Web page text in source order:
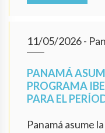
11/05/2026-
PANAMÁ
PROGRAMA
PARA EL
Panamá asume